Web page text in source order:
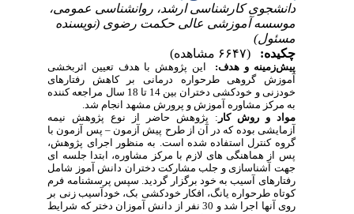
دانشجوی کارشناسی ارشد، روانشناسی عمومی،
موسسه آموزشی عالی حکمت رضوی (نویسنده
مسئول)
چکیده:
پیش‌زمینه و هدف: این پژوهش با هدف تعیین اثربخشی
آموزش گروهی طرحواره درمانی بر کاهش رفتارهای
خودزنی و خودکشی دختران بین 14 تا 18 سال مراجعه کننده
به مرکز مشاوره آموزش و پرورش مشهد انجام شد.
مواد و روش‌ کار: پژوهش حاضر از نوع پژوهش نیمه
آزمایشی بوده که در آن از طرح پیش آزمون–پس آزمون با
گروه کنترل استفاده شده است. به منظور اجرای پژوهش،
پس از هماهنگی های لازم با مرکز مشاوره، ابتدا جلسه ای
جهت آشناسازی و جلب مشارکت دختران دانش آموز شامل
رفتارهای آسیب به خود برگزار گردید. سپس پرسشنامه فرم
کوتاه طرحواره یانگ، افکار خودکشی بک، خودآسیب زنی بر
روی آنها اجرا شد و 30 نفر از دانش آموزان دختر که شرایط